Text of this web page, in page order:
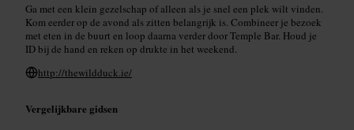
Ga met een klein gezelschap of alleen als je snel een plek wilt vinden.
Kom eerder op de avond als zitten belangrijk is. Combineer je bezoek
met eten in de buurt en loop daarna verder door Temple Bar. Houd je
ID bij de hand en reken op drukte in het weekend.
http://thewildduck.ie/
Vergelijkbare gidsen